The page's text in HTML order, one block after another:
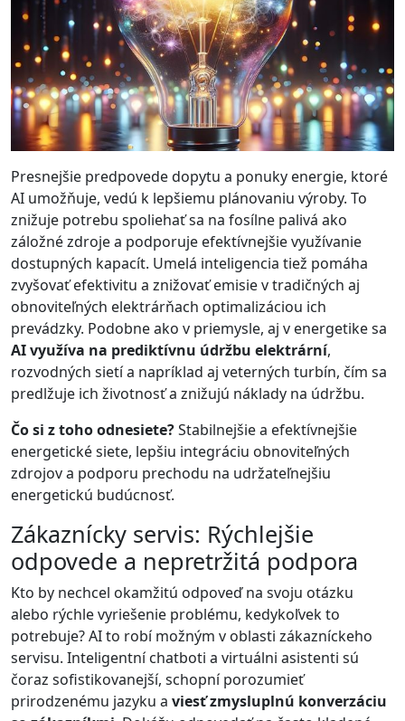
Presnejšie predpovede dopytu a ponuky energie, ktoré
AI umožňuje, vedú k lepšiemu plánovaniu výroby. To
znižuje potrebu spoliehať sa na fosílne palivá ako
záložné zdroje a podporuje efektívnejšie využívanie
dostupných kapacít. Umelá inteligencia tiež pomáha
zvyšovať efektivitu a znižovať emisie v tradičných aj
obnoviteľných elektrárňach optimalizáciou ich
prevádzky. Podobne ako v priemysle, aj v energetike sa
AI využíva na prediktívnu údržbu elektrární,
rozvodných sietí a napríklad aj veterných turbín, čím sa
predlžuje ich životnosť a znižujú náklady na údržbu.
Čo si z toho odnesiete?Stabilnejšie a efektívnejšie
energetické siete, lepšiu integráciu obnoviteľných
zdrojov a podporu prechodu na udržateľnejšiu
energetickú budúcnosť.
Zákaznícky servis: Rýchlejšie
odpovede a nepretržitá podpora
Kto by nechcel okamžitú odpoveď na svoju otázku
alebo rýchle vyriešenie problému, kedykoľvek to
potrebuje? AI to robí možným v oblasti zákazníckeho
servisu. Inteligentní chatboti a virtuálni asistenti sú
čoraz sofistikovanejší, schopní porozumieť
prirodzenému jazyku a viesť zmysluplnú konverzáciu